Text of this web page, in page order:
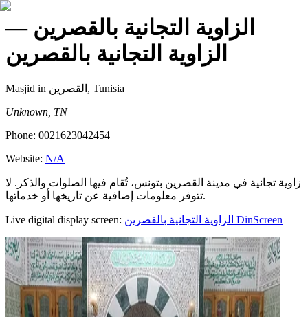
الزاوية التجانية بالقصرين —
الزاوية التجانية بالقصرين
Masjid
in القصرين, Tunisia
Unknown, TN
Phone: 0021623042454
Website: N/A
زاوية تجانية في مدينة القصرين بتونس، تُقام فيها الصلوات والذكر. لا
تتوفر معلومات إضافية عن تاريخها أو خدماتها.
Live digital display screen: الزاوية التجانية بالقصرين DinScreen